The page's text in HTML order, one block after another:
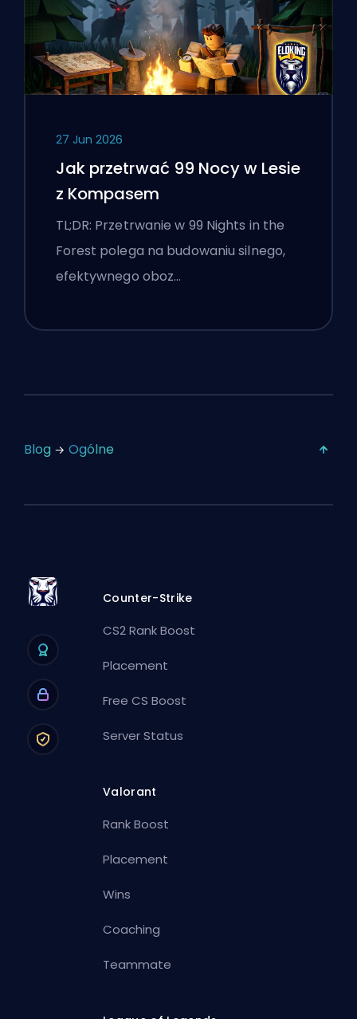
27 Jun 2026
Jak przetrwać 99 Nocy w Lesie
z Kompasem
TL;DR: Przetrwanie w 99 Nights in the
Forest polega na budowaniu silnego,
efektywnego oboz…
Blog Ogólne
Counter-Strike
CS2 Rank Boost
Placement
Free CS Boost
Server Status
Valorant
Rank Boost
Placement
Wins
Coaching
Teammate